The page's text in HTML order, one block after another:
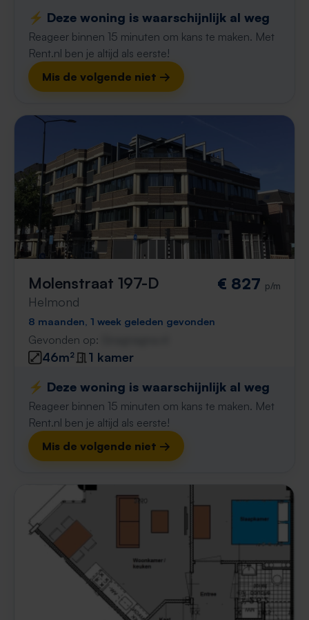
⚡️ Deze woning is waarschijnlijk al weg
Reageer binnen 15 minuten om kans te maken. Met
Rent.nl ben je altijd als eerste!
Mis de volgende niet →
Molenstraat 197-D
Helmond
€ 827 p/m
8 maanden, 1 week geleden gevonden
Gevonden op:
46m²
1 kamer
⚡️ Deze woning is waarschijnlijk al weg
Reageer binnen 15 minuten om kans te maken. Met
Rent.nl ben je altijd als eerste!
Mis de volgende niet →